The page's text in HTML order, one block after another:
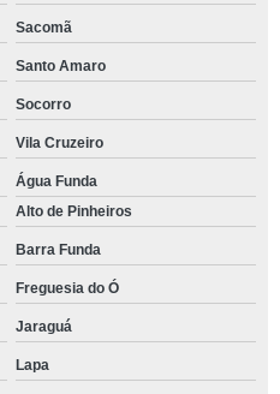
Sacomã
Santo Amaro
Socorro
Vila Cruzeiro
Água Funda
Alto de Pinheiros
Barra Funda
Freguesia do Ó
Jaraguá
Lapa